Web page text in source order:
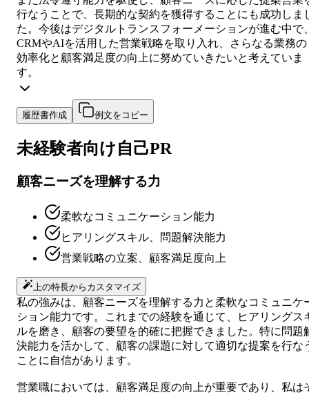
行なうことで、長期的な契約を獲得することにも成功しま
た。今後はデジタルトランスフォーメーションが進む中で
CRMやAIを活用した営業戦略を取り入れ、さらなる業務の
効率化と顧客満足度の向上に努めていきたいと考えていま
す。
履歴書作成 例文をコピー
未経験者向け自己PR
顧客ニーズを理解する力
柔軟なコミュニケーション能力
ヒアリングスキル、問題解決能力
営業戦略の立案、顧客満足度向上
上の特長からカスタマイズ
私の強みは、顧客ニーズを理解する力と柔軟なコミュニケ
ション能力です。これまでの経験を通じて、ヒアリングス
ルを磨き、顧客の要望を的確に把握できました。特に問題
決能力を活かして、顧客の課題に対して適切な提案を行な
ことに自信があります。
営業職においては、顧客満足度の向上が重要であり、私は